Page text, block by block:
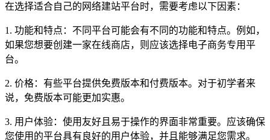
在选择适合自己的网络建站平台时，需要考虑以下因素：
1. 功能和特点：不同平台可能会有不同的功能和特点。例如，
如果您想要创建一家在线商店，则应该选择电子商务专用平
台。
2. 价格：有些平台提供免费版本和付费版本。对于初学者来
说，免费版本可能更加实惠。
3. 用户体验：使用友好且易于操作的界面非常重要。应该确保
您使用的平台具有良好的用户体验，并且能够满足您需求。